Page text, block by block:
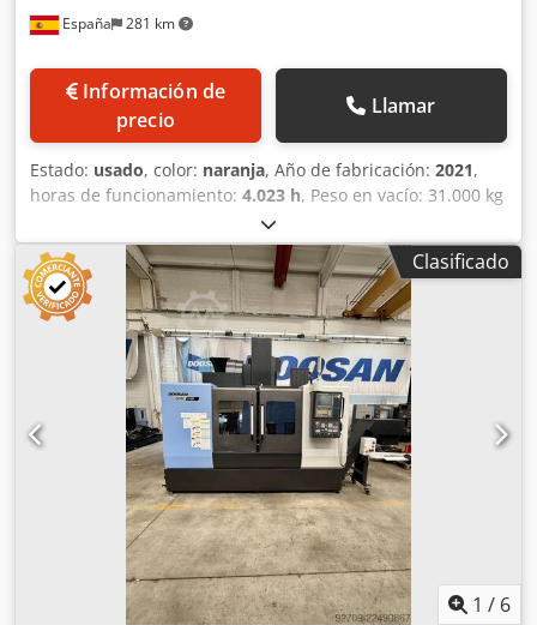
España 281 km
Información de
precio
Llamar
Estado: usado, color: naranja, Año de fabricación: 2021,
horas de funcionamiento: 4.023 h, Peso en vacío: 31.000 kg
Crjdpfozf I Haex Anief Dimensiones (lxanxal): 1077 x 339 x
300 cm Ancho de cadena de oruga: 60 cm Ubicación:
Madrid (Madrid) Excavadora de orugas usada de 30
toneladas Doosan DX300LC. La excavadora Doosan
DX300LC está diseñada para proporcionar un gran
rendimiento y dar la mayor rentabilidad. Ideal para
excavación de terrenos, carga, elevación y descarga
materiales por la acción de la cuchara. precio: PRECIO A
CONSULTAR Altura de excavación: 10.010 mm Alcance a
nivel: 9.950 mm CE
Clasificado
1 / 6